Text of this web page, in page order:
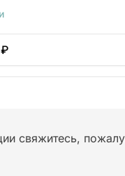
свяжитесь,